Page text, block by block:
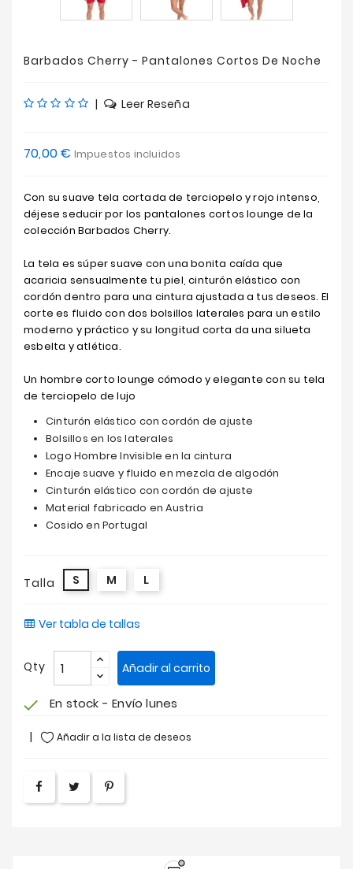
Barbados Cherry - Pantalones Cortos De Noche
| Leer Reseña
70,00 € Impuestos incluidos
Con su suave tela cortada de terciopelo y rojo intenso,
déjese seducir por los pantalones cortos lounge de la
colección Barbados Cherry.
La tela es súper suave con una bonita caída que
acaricia sensualmente tu piel, cinturón elástico con
cordón dentro para una cintura ajustada a tus deseos. El
corte es fluido con dos bolsillos laterales para un estilo
moderno y práctico y su longitud corta da una silueta
esbelta y atlética.
Un hombre corto lounge cómodo y elegante con su tela
de terciopelo de lujo
Cinturón elástico con cordón de ajuste
Bolsillos en los laterales
Logo Hombre Invisible en la cintura
Encaje suave y fluido en mezcla de algodón
Cinturón elástico con cordón de ajuste
Material fabricado en Austria
Cosido en Portugal
Talla S M L
Ver tabla de tallas
Qty Añadir al carrito
check En stock - Envío lunes
Añadir a la lista de deseos